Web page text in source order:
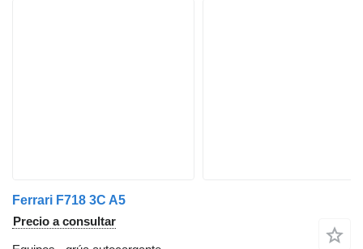
Ferrari F718 3C A5
Precio a consultar